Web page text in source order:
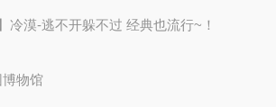
评
文
冷漠-逃不开躲不过 经典也流行~！
物馆